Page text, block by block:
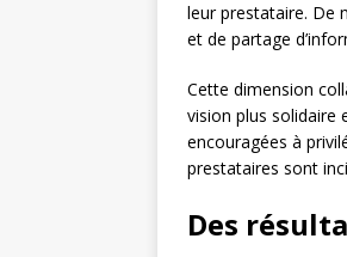
leur prestataire. De
et de partage
Cette dimension
vision plus solidaire
encouragées à
prestataires sont
Des